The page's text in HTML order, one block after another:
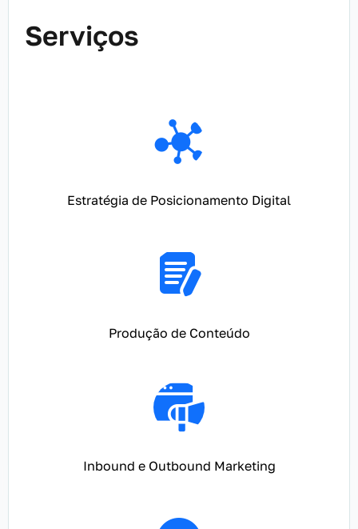
Serviços
Estratégia de Posicionamento Digital
Produção de Conteúdo
Inbound e Outbound Marketing